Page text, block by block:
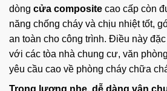
dòng cửa composite cao cấp còn
năng chống cháy và chịu nhiệt tốt,
an toàn cho công trình. Điều này
với các tòa nhà chung cư, văn
yêu cầu cao về phòng cháy chữa